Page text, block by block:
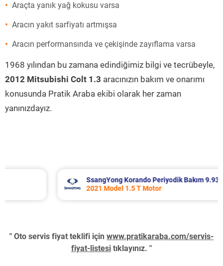
Araçta yanık yağ kokusu varsa
Aracın yakıt sarfiyatı artmışsa
Aracın performansında ve çekişinde zayıflama varsa
1968 yılından bu zamana edindiğimiz bilgi ve tecrübeyle,
2012 Mitsubishi Colt 1.3 aracınızın bakım ve onarımı
konusunda Pratik Araba ekibi olarak her zaman
yanınızdayız.
SsangYong Korando Periyodik Bakım 9.937 TL
2021 Model 1.5 T Motor
" Oto servis fiyat teklifi için www.pratikaraba.com/servis-
fiyat-listesi tıklayınız. "